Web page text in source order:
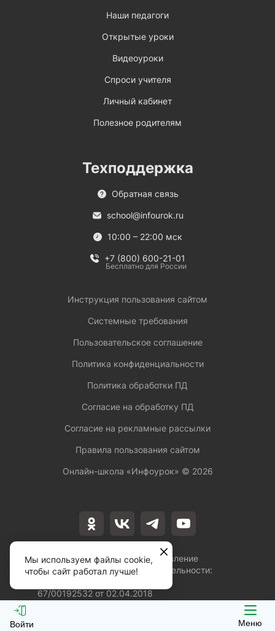
Войти Меню
Лицензия на осуществление
образовательной деятельности:
67/00192532 от 02.04.2018
Наши педагоги
Открытые уроки
Видеоуроки
Спроси учителя
Личный кабинет
Полезное родителям
Техподдержка
Обратная связь
school@infourok.ru
10:00 – 22:00 мск
+7 (800) 600-21-01
Бесплатно для России
Инструкция пользования сайтом
Системные требования
Пользовательское соглашение
Политика конфиденциальности
Политика обработки ПД
Согласие на обработку ПД
Согласие на рекламные рассылки
Правила пользования сайтом
Онлайн-школа «Инфоурок» © 2026
Мы используем файлы cookie,
чтобы сайт работал лучше!